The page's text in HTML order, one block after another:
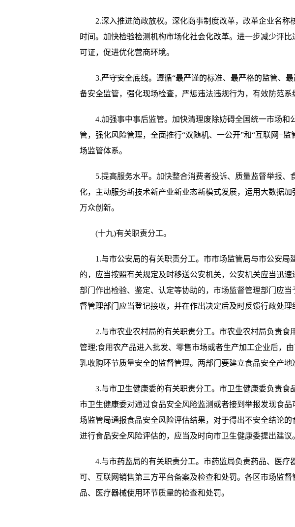
2.深入推进简政放权。深化商事制度改革，改革企业名称
时间。加快检验检测机构市场化社会化改革。进一步减少评
可证，促进优化营商环境。
3.严守安全底线。遵循“最严谨的标准、最严格的监管、最
备安全监管，强化现场检查，严惩违法违规行为，有效防范
4.加强事中事后监管。加快清理废除妨碍全国统一市场和
管，强化风险管理，全面推行“双随机、一公开”和“互联网+
场监管体系。
5.提高服务水平。加快整合消费者投诉、质量监督举报、
化，主动服务新技术新产业新业态新模式发展，运用大数据
万众创新。
(十九)有关职责分工。
1.与市公安局的有关职责分工。市市场监管局与市公安局
的，应当按照有关规定及时移送公安机关，公安机关应当迅
部门作出检验、鉴定、认定等协助的，市场监督管理部门应
督管理部门应当登记接收，并在作出决定后及时反馈行政处理
2.与市农业农村局的有关职责分工。市农业农村局负责食
管理;食用农产品进入批发、零售市场或者生产加工企业后，
乳收购环节质量安全的监督管理。两部门要建立食品安全产
3.与市卫生健康委的有关职责分工。市卫生健康委负责食
市卫生健康委对通过食品安全风险监测或者接到举报发现食
场监管局通报食品安全风险评估结果，对于得出不安全结论
进行食品安全风险评估的，应当及时向市卫生健康委提出建议
4.与市药监局的有关职责分工。市药监局负责药品、医疗
可、互联网销售第三方平台备案及检查和处罚。各区市场监
品、医疗器械使用环节质量的检查和处罚。